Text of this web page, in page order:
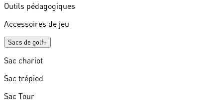
Outils pédagogiques
Accessoires de jeu
Sacs de golf+
Sac chariot
Sac trépied
Sac Tour